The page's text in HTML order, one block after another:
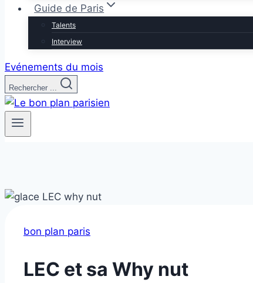
Guide de Paris
Talents
Interview
Evénements du mois
Rechercher ...
bon plan paris
LEC et sa Why nut